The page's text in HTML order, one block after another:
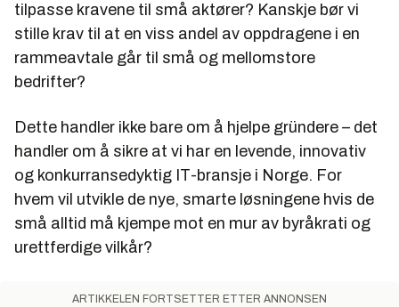
tilpasse kravene til små aktører? Kanskje bør vi
stille krav til at en viss andel av oppdragene i en
rammeavtale går til små og mellomstore
bedrifter?
Dette handler ikke bare om å hjelpe gründere – det
handler om å sikre at vi har en levende, innovativ
og konkurransedyktig IT-bransje i Norge. For
hvem vil utvikle de nye, smarte løsningene hvis de
små alltid må kjempe mot en mur av byråkrati og
urettferdige vilkår?
ARTIKKELEN FORTSETTER ETTER ANNONSEN